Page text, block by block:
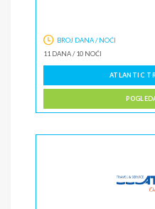
BROJ DANA / NOĆI
11 DANA/10 NOĆI
ATLANTIC